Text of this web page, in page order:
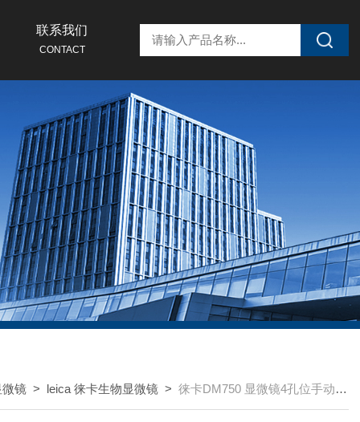
联系我们
CONTACT
微镜 > leica 徕卡生物显微镜 >徕卡DM750 显微镜4孔位手动 LED照明